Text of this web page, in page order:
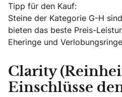
Tipp für den Kauf:
Steine der Kategorie G-H
bieten das beste Preis-
Eheringe und
Clarity
Einschlüsse